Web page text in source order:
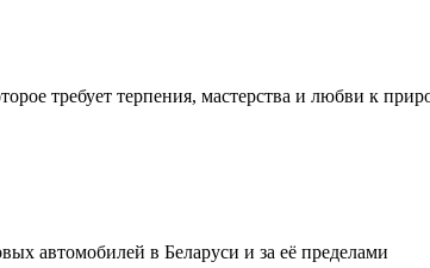
требует терпения, мастерства и любви к
автомобилей в Беларуси и за её пределами